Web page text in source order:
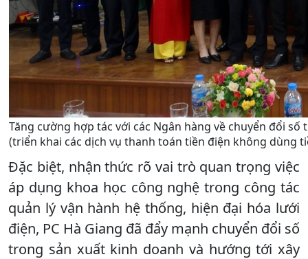
Tăng cường hợp tác với các Ngân hàng về chuyển đổi
(triển khai các dịch vụ thanh toán tiền điện không dùng
Đặc biệt, nhận thức rõ vai trò quan trọng việc
áp dụng khoa học công nghệ trong công tác
quản lý vận hành hệ thống, hiện đại hóa lưới
điện, PC Hà Giang đã đẩy mạnh chuyển đổi số
trong sản xuất kinh doanh và hướng tới xây